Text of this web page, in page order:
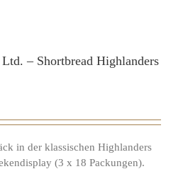
– Shortbread Highlanders
in der klassischen Highlanders
(3 x 18 Packungen).